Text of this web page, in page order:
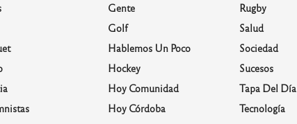
Gente
Golf
Hablemos Un Poco
Hockey
Hoy Comunidad
Hoy Córdoba
Rugby
Salud
Sociedad
Sucesos
Tapa Del Día
Tecnología